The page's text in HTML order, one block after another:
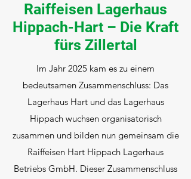
Raiffeisen Lagerhaus
Hippach-Hart – Die Kraft
fürs Zillertal
Im Jahr 2025 kam es zu einem
bedeutsamen Zusammenschluss: Das
Lagerhaus Hart und das Lagerhaus
Hippach wuchsen organisatorisch
zusammen und bilden nun gemeinsam die
Raiffeisen Hart Hippach Lagerhaus
Betriebs GmbH. Dieser Zusammenschluss